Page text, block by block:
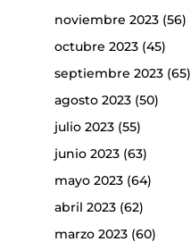
noviembre 2023(56)
octubre 2023(45)
septiembre 2023(65)
agosto 2023(50)
julio 2023(55)
junio 2023(63)
mayo 2023(64)
abril 2023(62)
marzo 2023(60)